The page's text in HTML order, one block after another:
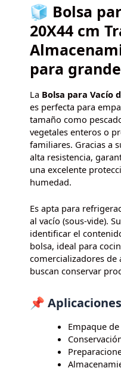
🧊 Bolsa
20X44 cm
para
La Bolsa para Vacío
es perfecta para
tamaño como
vegetales enteros o
familiares. Gracias a
alta resistencia,
una excelente
humedad.
Es apta para
al vacío (sous-vide).
identificar el
bolsa, ideal para
comercializadores de
buscan conservar
📌
Empaque